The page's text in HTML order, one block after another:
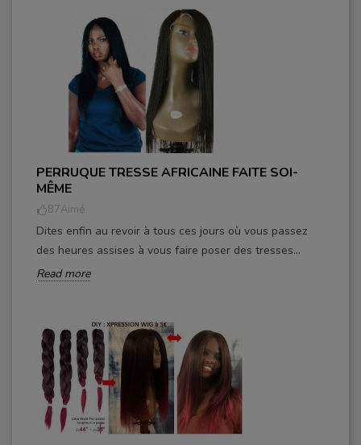
PERRUQUE TRESSE AFRICAINE FAITE SOI-
MÊME
87Aimé
Dites enfin au revoir à tous ces jours où vous passez
des heures assises à vous faire poser des tresses...
Read more